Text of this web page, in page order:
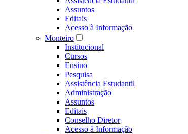
Assuntos
Editais
Acesso à Informação
Monteiro
Institucional
Cursos
Ensino
Pesquisa
Assistência Estudantil
Administração
Assuntos
Editais
Conselho Diretor
Acesso à Informação